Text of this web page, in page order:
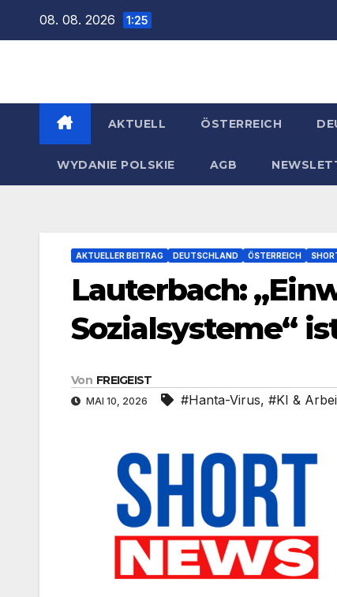
08. 08. 2026 1:25
AKTUELL ÖSTERREICH
WYDANIE POLSKIE AGB
AKTUELLER BEITRAG DEUTSCHLAND ÖSTERREICH
Lauterbach:
Sozialsysteme“
Von FREIGEIST
MAI 10, 2026 #Hanta-Virus, #KI &